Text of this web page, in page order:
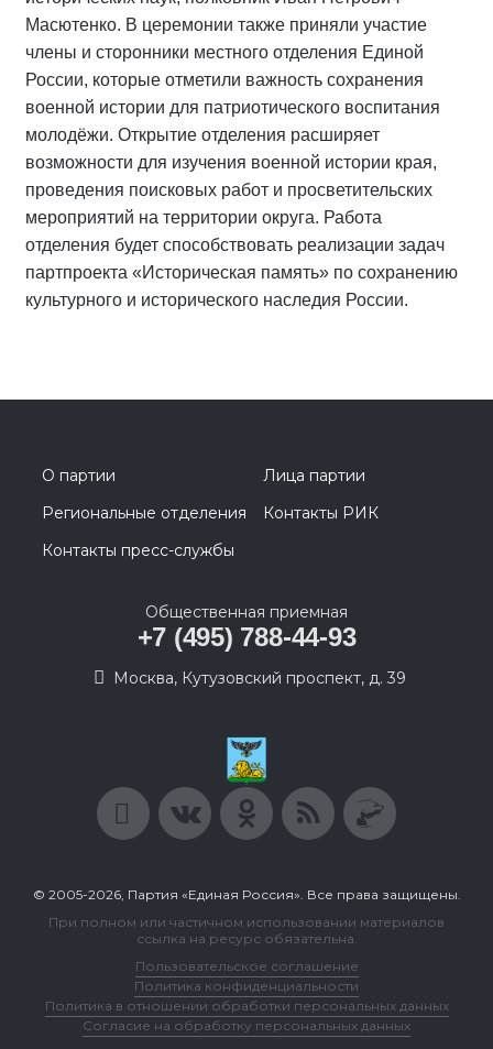
Масютенко. В церемонии также приняли участие
члены и сторонники местного отделения Единой
России, которые отметили важность сохранения
военной истории для патриотического воспитания
молодёжи. Открытие отделения расширяет
возможности для изучения военной истории края,
проведения поисковых работ и просветительских
мероприятий на территории округа. Работа
отделения будет способствовать реализации задач
партпроекта «Историческая память» по сохранению
культурного и исторического наследия России.
О партии
Лица партии
Региональные отделения
Контакты РИК
Контакты пресс-службы
Общественная приемная
+7 (495) 788-44-93
Москва, Кутузовский проспект, д. 39
© 2005-2026, Партия «Единая Россия». Все права защищены.
При полном или частичном использовании материалов
ссылка на ресурс обязательна.
Пользовательское соглашение
Политика конфиденциальности
Политика в отношении обработки персональных данных
Согласие на обработку персональных данных